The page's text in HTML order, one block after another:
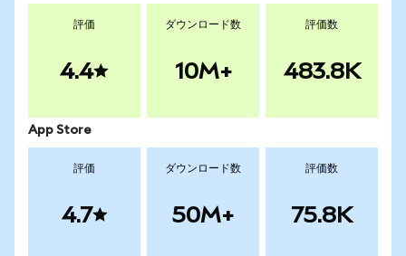
評価
4.4
ダウンロード数
10M+
評価数
483.8K
App Store
評価
4.7
ダウンロード数
50M+
評価数
75.8K